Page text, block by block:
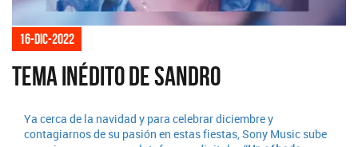
16-dic-2022
Tema inédito de Sandro
Ya cerca de la navidad y para celebrar diciembre y
contagiarnos de su pasión en estas fiestas, Sony Music sube